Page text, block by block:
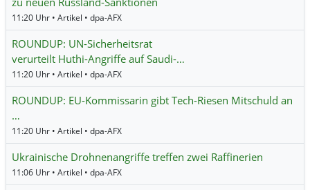
11:20 Uhr • Artikel • dpa-AFX
ROUNDUP: UN-Sicherheitsrat
verurteilt Huthi-Angriffe auf Saudi-…
11:20 Uhr • Artikel • dpa-AFX
ROUNDUP: EU-Kommissarin gibt Tech-Riesen Mitschuld an
…
11:20 Uhr • Artikel • dpa-AFX
Ukrainische Drohnenangriffe treffen zwei Raffinerien
11:06 Uhr • Artikel • dpa-AFX